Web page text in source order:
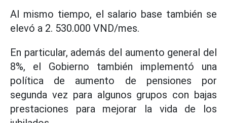
Al mismo tiempo, el salario base también se
elevó a 2. 530.000 VND/mes.
En particular, además del aumento general del
8%, el Gobierno también implementó una
política de aumento de pensiones por
segunda vez para algunos grupos con bajas
prestaciones para mejorar la vida de los